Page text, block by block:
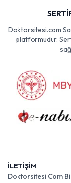
Doktorsitesi.com
platformudur.
İLETİŞİM
Doktorsitesi Com